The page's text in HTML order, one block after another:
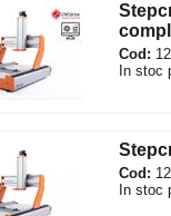
Cod:
In stoc
Cod:
In stoc